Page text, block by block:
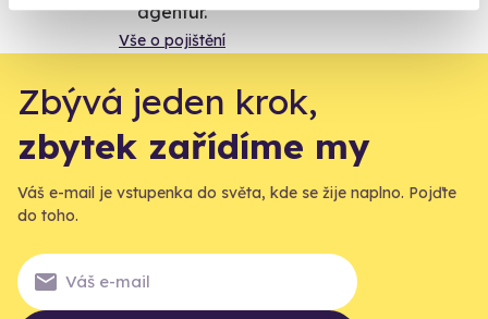
agentur.
Vše o pojištění
Zbývá jeden krok,
zbytek zařídíme my
Váš e-mail je vstupenka do světa, kde se žije naplno. Pojďte
do toho.